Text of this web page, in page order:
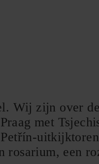
Wij zijn over
met
een